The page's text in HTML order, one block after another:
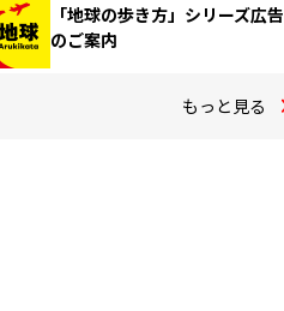
「地球の歩き方」シリーズ広告
のご案内
もっと見る